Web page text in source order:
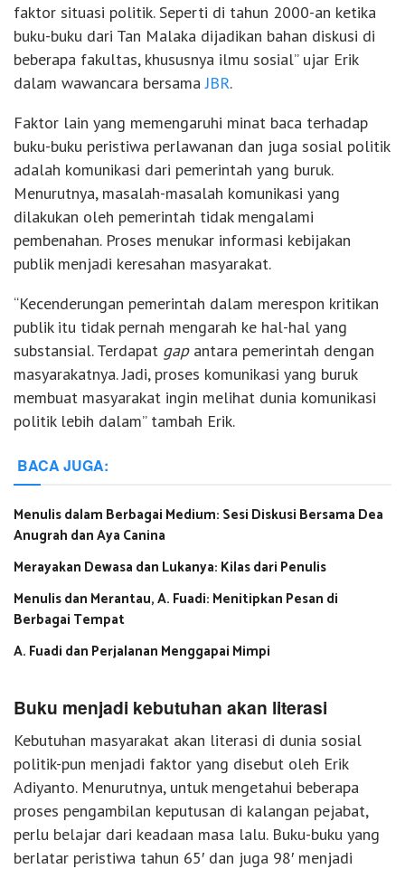
faktor situasi politik. Seperti di tahun 2000-an ketika
buku-buku dari Tan Malaka dijadikan bahan diskusi di
beberapa fakultas, khususnya ilmu sosial” ujar Erik
dalam wawancara bersamaJBR.
Faktor lain yang memengaruhi minat baca terhadap
buku-buku peristiwa perlawanan dan juga sosial politik
adalah komunikasi dari pemerintah yang buruk.
Menurutnya, masalah-masalah komunikasi yang
dilakukan oleh pemerintah tidak mengalami
pembenahan. Proses menukar informasi kebijakan
publik menjadi keresahan masyarakat.
“Kecenderungan pemerintah dalam merespon kritikan
publik itu tidak pernah mengarah ke hal-hal yang
substansial. Terdapat gapantara pemerintah dengan
masyarakatnya. Jadi, proses komunikasi yang buruk
membuat masyarakat ingin melihat dunia komunikasi
politik lebih dalam” tambah Erik.
BACA JUGA:
Menulis dalam Berbagai Medium: Sesi Diskusi Bersama Dea
Anugrah dan Aya Canina
Merayakan Dewasa dan Lukanya: Kilas dari Penulis
Menulis dan Merantau, A. Fuadi: Menitipkan Pesan di
Berbagai Tempat
A. Fuadi dan Perjalanan Menggapai Mimpi
Buku menjadi kebutuhan akan literasi
Kebutuhan masyarakat akan literasi di dunia sosial
politik-pun menjadi faktor yang disebut oleh Erik
Adiyanto. Menurutnya, untuk mengetahui beberapa
proses pengambilan keputusan di kalangan pejabat,
perlu belajar dari keadaan masa lalu. Buku-buku yang
berlatar peristiwa tahun 65′ dan juga 98′ menjadi